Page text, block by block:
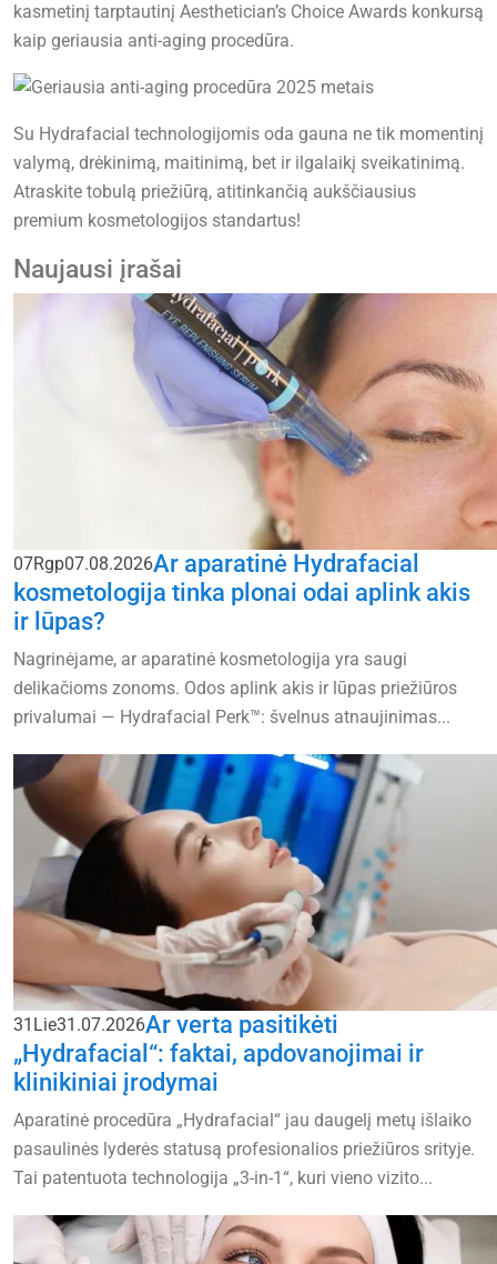
kasmetinį tarptautinį Aesthetician’s Choice Awards konkursą
kaip geriausia anti-aging procedūra.
Su Hydrafacial technologijomis oda gauna ne tik momentinį
valymą, drėkinimą, maitinimą, bet ir ilgalaikį sveikatinimą.
Atraskite tobulą priežiūrą, atitinkančią aukščiausius
premium kosmetologijos standartus!
Naujausi įrašai
07Rgp07.08.2026Ar aparatinė Hydrafacial
kosmetologija tinka plonai odai aplink akis
ir lūpas?
Nagrinėjame, ar aparatinė kosmetologija yra saugi
delikačioms zonoms. Odos aplink akis ir lūpas priežiūros
privalumai — Hydrafacial Perk™: švelnus atnaujinimas...
31 Lie31.07.2026Ar verta pasitikėti
„Hydrafacial“: faktai, apdovanojimai ir
klinikiniai įrodymai
Aparatinė procedūra „Hydrafacial“ jau daugelį metų išlaiko
pasaulinės lyderės statusą profesionalios priežiūros srityje.
Tai patentuota technologija „3-in-1“, kuri vieno vizito...